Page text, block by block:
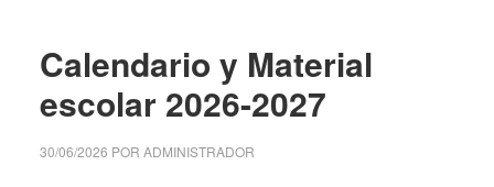
Calendario y Material
escolar 2026-2027
30/06/2026 POR ADMINISTRADOR